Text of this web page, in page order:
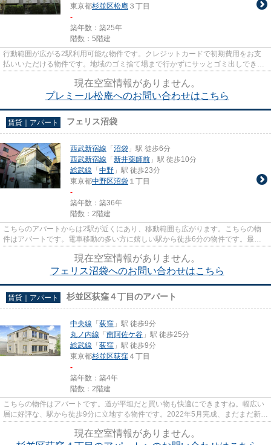
東京都杉並区松庵 ３丁目
-
築年数：築25年
階数：5階建
行動範囲が広がる2駅利用可能な物件です。クレジットカードで初期費用をお支
払いいただける物件です。地域のゴミ捨て場まで行かずにサッとゴミ出しできる
現在空室情報がありません。
プレミール松庵へのお問い合わせはこちら
賃貸｜アパート フェリス沼袋
西武新宿線 「 沼袋 」駅 徒歩6分
西武新宿線 「 新井薬師前 」駅 徒歩10分
総武線 「 中野 」駅 徒歩23分
東京都中野区沼袋 １丁目
-
築年数：築36年
階数：2階建
こちらのアパートからは2駅が近くにあり、移動範囲も広がります。こちらの物
件はアパートです。電車移動の多い方に嬉しい駅から徒歩6分の物件です。最上
現在空室情報がありません。
フェリス沼袋へのお問い合わせはこちら
賃貸｜アパート 杉並区荻窪４丁目のアパート
中央線 「 荻窪 」駅 徒歩9分
丸ノ内線 「 南阿佐ケ谷 」駅 徒歩25分
総武線 「 荻窪 」駅 徒歩9分
東京都杉並区荻窪 ４丁目
-
築年数：築4年
階数：2階建
こちらの物件はアパートです。道が平坦だと買い物も快適にできますね。幅広い
層に好評な、駅から徒歩9分に立地する物件です。2022年5月完成、まだまだ新し
現在空室情報がありません。